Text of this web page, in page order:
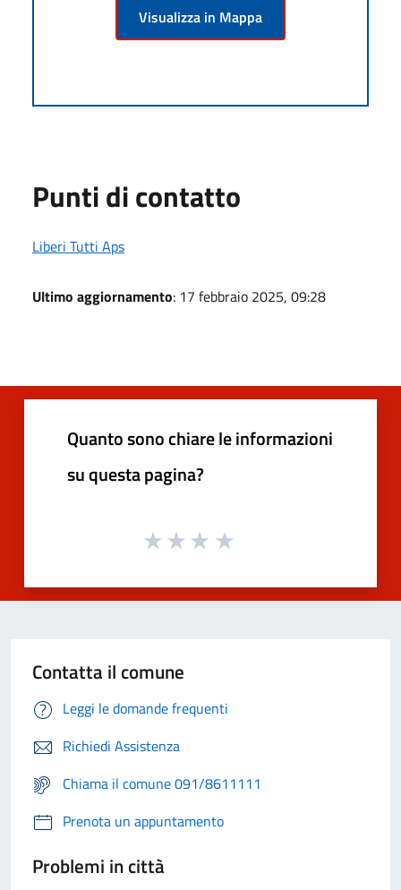
Visualizza in Mappa
Punti di contatto
Liberi Tutti Aps
Ultimo aggiornamento: 17 febbraio 2025, 09:28
Quanto sono chiare le informazioni
su questa pagina?
Contatta il comune
Leggi le domande frequenti
Richiedi Assistenza
Chiama il comune 091/8611111
Prenota un appuntamento
Problemi in città